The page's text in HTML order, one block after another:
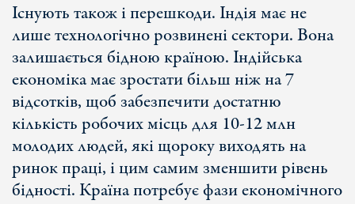
Існують також і перешкоди. Індія має не
лише технологічно розвинені сектори. Вона
залишається бідною країною. Індійська
економіка має зростати більш ніж на 7
відсотків, щоб забезпечити достатню
кількість робочих місць для 10-12 млн
молодих людей, які щороку виходять на
ринок праці, і цим самим зменшити рівень
бідності. Країна потребує фази економічного